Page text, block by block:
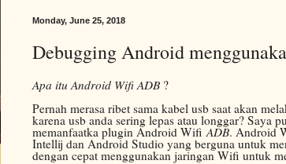
Monday, June 25, 2018
Debugging Android
Apa itu Android Wifi ADB ?
Pernah merasa ribet sama kabel usb saat akan
karena usb anda sering lepas atau longgar? Saya
memanfaatka plugin Android Wifi ADB. Android
Intellij dan Android Studio yang berguna untuk
dengan cepat menggunakan jaringan Wifi untuk